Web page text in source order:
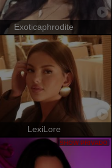
Exoticaphrodite
LexiLore
SHOW PRIVADO